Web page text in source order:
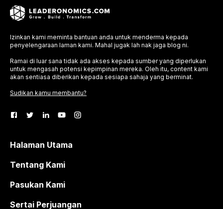
Izinkan kami meminta bantuan anda untuk menderma kepada
penyelengaraan laman kami. Mahal jugak lah nak jaga blog ni.
Ramai di luar sana tidak ada akses kepada sumber yang diperlukan
untuk mengasah potensi kepimpinan mereka. Oleh itu, content kami
akan sentiasa diberikan kepada sesiapa sahaja yang berminat.
Sudikan kamu membantu?
Halaman Utama
Tentang Kami
Pasukan Kami
Sertai Perjuangan